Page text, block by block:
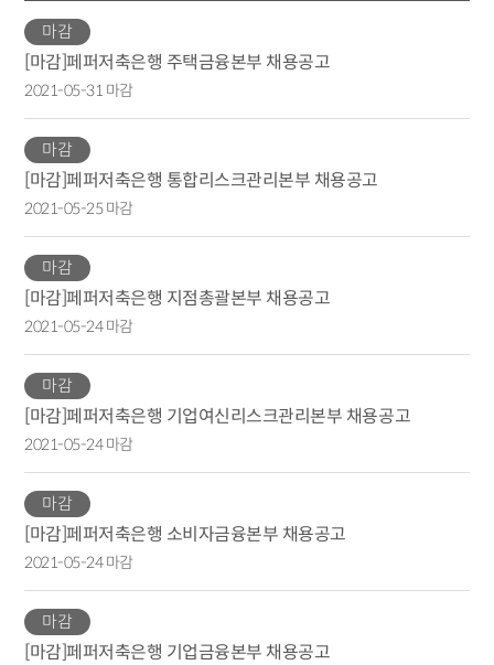
마감
[마감]페퍼저축은행 주택금융본부 채용공고
2021-05-31 마감
마감
[마감]페퍼저축은행 통합리스크관리본부 채용공고
2021-05-25 마감
마감
[마감]페퍼저축은행 지점총괄본부 채용공고
2021-05-24 마감
마감
[마감]페퍼저축은행 기업여신리스크관리본부 채용공고
2021-05-24 마감
마감
[마감]페퍼저축은행 소비자금융본부 채용공고
2021-05-24 마감
마감
[마감]페퍼저축은행 기업금융본부 채용공고